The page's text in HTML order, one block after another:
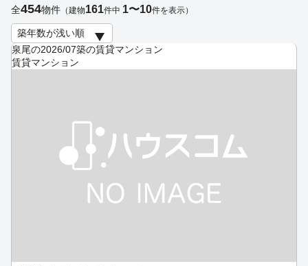
泉尾の2026/07築の賃貸マンション
賃貸マンション
全454物件 （建物161件中 1〜10件を表示）